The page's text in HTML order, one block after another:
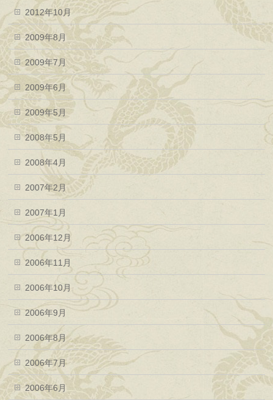
2012年10月
2009年8月
2009年7月
2009年6月
2009年5月
2008年5月
2008年4月
2007年2月
2007年1月
2006年12月
2006年11月
2006年10月
2006年9月
2006年8月
2006年7月
2006年6月